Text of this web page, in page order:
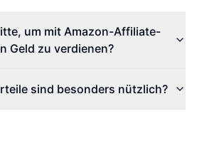
um mit Amazon-Affiliate-
Geld zu verdienen?
sind besonders nützlich?